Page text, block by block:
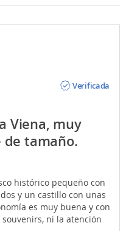
Verificada
Viena, muy
de tamaño.
histórico pequeño con
y un castillo con unas
es muy buena y con
ni la atención